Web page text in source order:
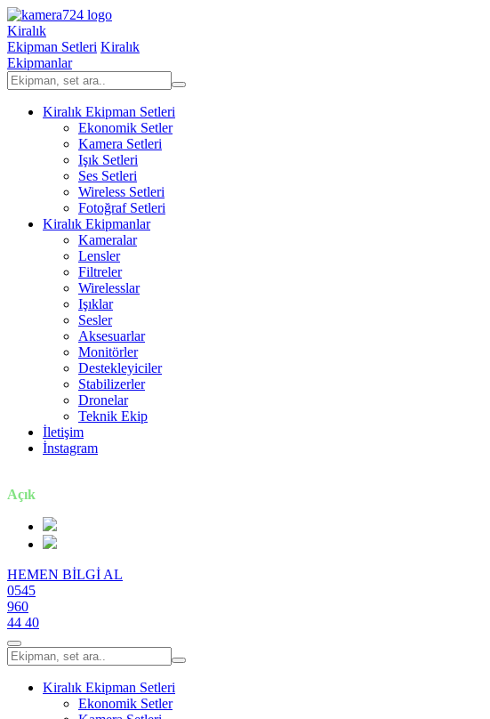
Kiralık
Ekipman Setleri Kiralık
Ekipmanlar
Kiralık Ekipman Setleri
Ekonomik Setler
Kamera Setleri
Işık Setleri
Ses Setleri
Wireless Setleri
Fotoğraf Setleri
Kiralık Ekipmanlar
Kameralar
Lensler
Filtreler
Wirelesslar
Işıklar
Sesler
Aksesuarlar
Monitörler
Destekleyiciler
Stabilizerler
Dronelar
Teknik Ekip
İletişim
İnstagram
Açık
HEMEN BİLGİ AL
0545
960
44 40
Kiralık Ekipman Setleri
Ekonomik Setler